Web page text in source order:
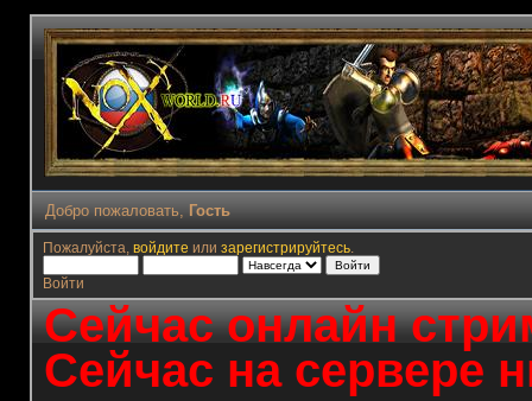
Добро пожаловать, Гость
Пожалуйста, войдите или зарегистрируйтесь.
Войти
Сейчас онлайн
Сейчас на сервере